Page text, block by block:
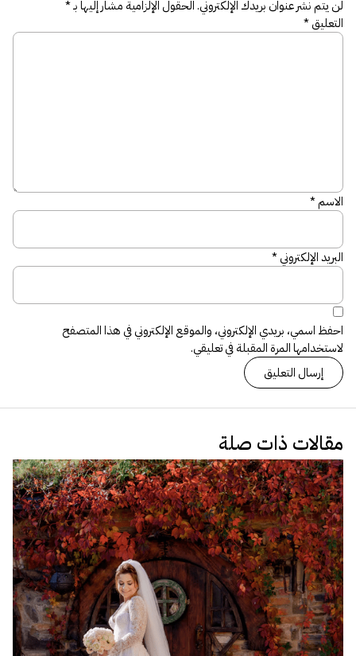
لن يتم نشر عنوان بريدك الإلكتروني.الحقول الإلزامية مشار إليها بـ*
التعليق*
الاسم*
البريد الإلكتروني*
احفظ اسمي، بريدي الإلكتروني، والموقع الإلكتروني في هذا المتصفح
لاستخدامها المرة المقبلة في تعليقي.
مقالات ذات صلة